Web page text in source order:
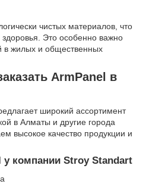
чистых материалов, что
Это особенно важно
в жилых и общественных
ArmPanel в
широкий ассортимент
в Алматы и другие города
высокое качество продукции и
у компании Stroy Standart